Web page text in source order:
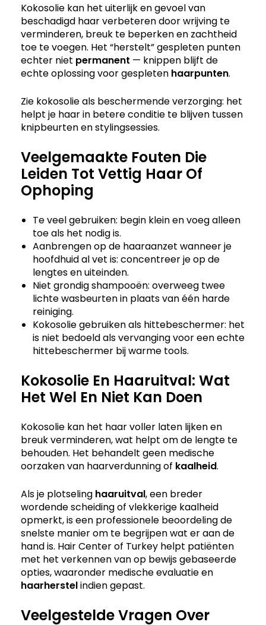
Kokosolie kan het uiterlijk en gevoel van
beschadigd haar verbeteren door wrijving te
verminderen, breuk te beperken en zachtheid
toe te voegen. Het “herstelt” gespleten punten
echter niet permanent — knippen blijft de
echte oplossing voor gespleten haarpunten.
Zie kokosolie als beschermende verzorging: het
helpt je haar in betere conditie te blijven tussen
knipbeurten en stylingsessies.
Veelgemaakte Fouten Die
Leiden Tot Vettig Haar Of
Ophoping
Te veel gebruiken: begin klein en voeg alleen
toe als het nodig is.
Aanbrengen op de haaraanzet wanneer je
hoofdhuid al vet is: concentreer je op de
lengtes en uiteinden.
Niet grondig shampooën: overweeg twee
lichte wasbeurten in plaats van één harde
reiniging.
Kokosolie gebruiken als hittebeschermer: het
is niet bedoeld als vervanging voor een echte
hittebeschermer bij warme tools.
Kokosolie En Haaruitval: Wat
Het Wel En Niet Kan Doen
Kokosolie kan het haar voller laten lijken en
breuk verminderen, wat helpt om de lengte te
behouden. Het behandelt geen medische
oorzaken van haarverdunning of kaalheid.
Als je plotseling haaruitval, een breder
wordende scheiding of vlekkerige kaalheid
opmerkt, is een professionele beoordeling de
snelste manier om te begrijpen wat er aan de
hand is. Hair Center of Turkey helpt patiënten
met het verkennen van op bewijs gebaseerde
opties, waaronder medische evaluatie en
haarherstelindien gepast.
Veelgestelde Vragen Over